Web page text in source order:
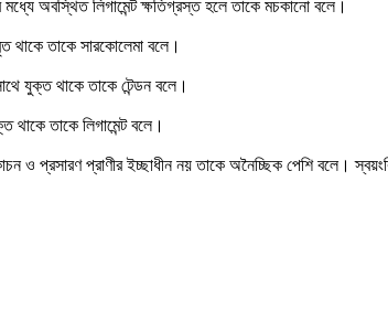
অবস্থিত লিগামেন্ট ক্ষতিগ্রস্ত হলে তাকে মচকানো বলে।
থাকে তাকে সারকোলেমা বলে।
যুক্ত থাকে তাকে টেন্ডন বলে।
থাকে তাকে লিগামেন্ট বলে।
ও প্রসারণ প্রাণীর ইচ্ছাধীন নয় তাকে অনৈচ্ছিক পেশি বলে।